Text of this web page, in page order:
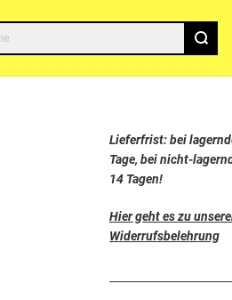
Lieferfrist: bei
Tage, bei nicht-
14 Tagen!
Hier geht es zu
Widerrufsbelehrung